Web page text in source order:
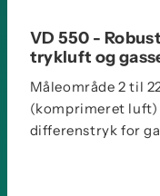
VD 550 -
trykluft og
Måleområde 2 til
(komprimeret
differenstryk for